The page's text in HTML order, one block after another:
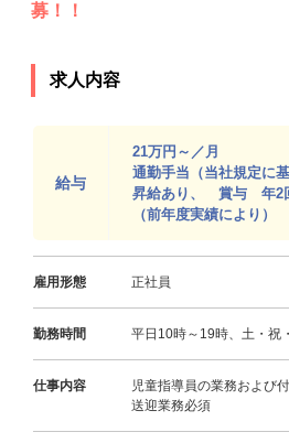
募！！
求人内容
給与
21万円～／月
通勤手当（当社規定に基
昇給あり、 賞与 年2
（前年度実績により）
雇用形態 正社員
勤務時間 平日10時～19時、土・祝
仕事内容
児童指導員の業務および
送迎業務必須